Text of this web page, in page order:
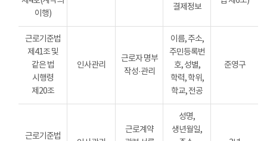
이행)
결제정보
근로기준법
제41조 및
같은 법
시행령
제20조
인사관리
근로자 명부
작성·관리
이름, 주소,
주민등록번
호, 성별,
학력, 학위,
학교, 전공
준영구
근로기준법
근로계약
성명,
생년월일,